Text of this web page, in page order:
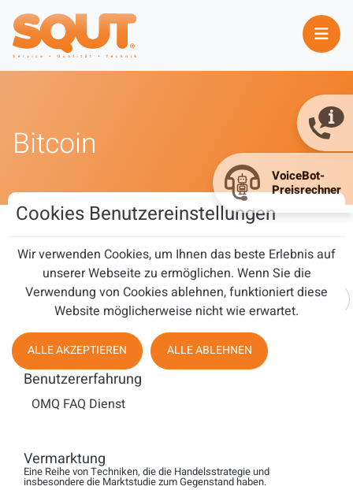
Bitcoin
Bitcoin
Teil des Titels eingeben FILTER ZURÜCKSETZEN
Bitcoin kann mehr!
Servicewelten in der
Cookies Benutzereinstellungen
Wir verwenden Cookies, um Ihnen das beste Erlebnis auf
unserer Webseite zu ermöglichen. Wenn Sie die
Verwendung von Cookies ablehnen, funktioniert diese
Website möglicherweise nicht wie erwartet.
ALLE AKZEPTIEREN ALLE ABLEHNEN
Benutzererfahrung
OMQ FAQ Dienst
Vermarktung
Eine Reihe von Techniken, die die Handelsstrategie und
insbesondere die Marktstudie zum Gegenstand haben.